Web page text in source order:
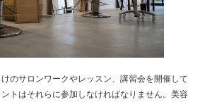
のサロンワークやレッスン、講習会を開催して
トはそれらに参加しなければなりません。美容